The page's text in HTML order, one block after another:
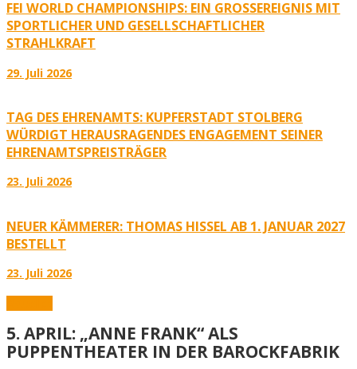
FEI WORLD CHAMPIONSHIPS: EIN GROSSEREIGNIS MIT S
PORTLICHER UND GESELLSCHAFTLICHER S
TRAHLKRAFT
29. Juli 2026
TAG DES EHRENAMTS: KUPFERSTADT STOLBERG
WÜRDIGT HERAUSRAGENDES ENGAGEMENT SEINER
EHRENAMTSPREISTRÄGER
23. Juli 2026
NEUER KÄMMERER: THOMAS HISSEL AB 1. JANUAR 2027
BESTELLT
23. Juli 2026
5. APRIL: „ANNE FRANK“ ALS
PUPPENTHEATER IN DER BAROCKFABRIK